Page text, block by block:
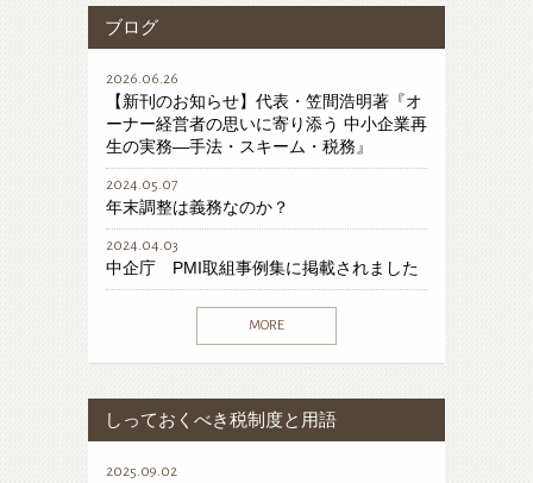
ブログ
2026.06.26
【新刊のお知らせ】代表・笠間浩明著『オ
ーナー経営者の思いに寄り添う 中小企業再
生の実務―手法・スキーム・税務』
2024.05.07
年末調整は義務なのか？
2024.04.03
中企庁 PMI取組事例集に掲載されました
MORE
しっておくべき税制度と用語
2025.09.02